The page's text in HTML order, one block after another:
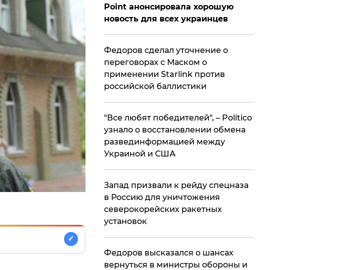
✓
Point анонсировала хорошую
новость для всех украинцев
Федоров сделал уточнение о
переговорах с Маском о
применении Starlink против
российской баллистики
​"Все любят победителей", – Politico
узнало о восстановлении обмена
развединформацией между
Украиной и США
Запад призвали к рейду спецназа
в Россию для уничтожения
северокорейских ракетных
установок
Федоров высказался о шансах
вернуться в министры обороны и